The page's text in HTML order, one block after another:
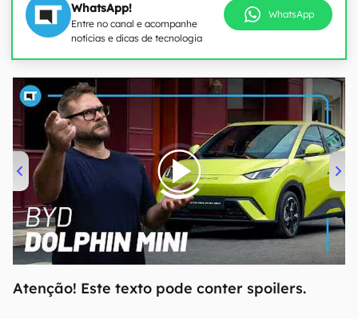
WhatsApp!
Entre no canal e acompanhe
notícias e dicas de tecnologia
WhatsApp
00:00/04:07
Atenção! Este texto pode conter spoilers.